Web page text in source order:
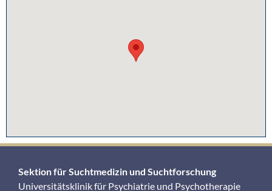
Sektion für Suchtmedizin und Suchtforschung
Universitätsklinik für Psychiatrie und Psychotherapie